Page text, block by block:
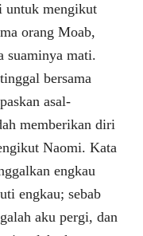
untuk mengikut
orang Moab,
suaminya mati.
bersama
asal-
memberikan diri
Naomi. Kata
engkau
engkau; sebab
aku pergi, dan